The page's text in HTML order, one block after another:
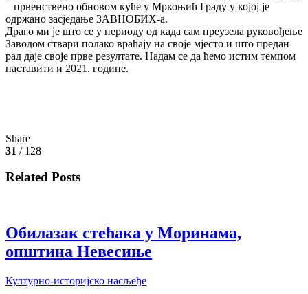
– првенствено обновом куће у Мркоњић Граду у којој је
одржано засједање ЗАВНОБИХ-а.
Драго ми је што се у периоду од када сам преузела руковођење
Заводом ствари полако враћају на своје мјесто и што предан
рад даје своје прве резултате. Надам се да ћемо истим темпом
наставити и 2021. године.
Share
31 / 128
Related Posts
Обилазак стећака у Моринама,
општина Невесиње
Културно-историјско насљеђе